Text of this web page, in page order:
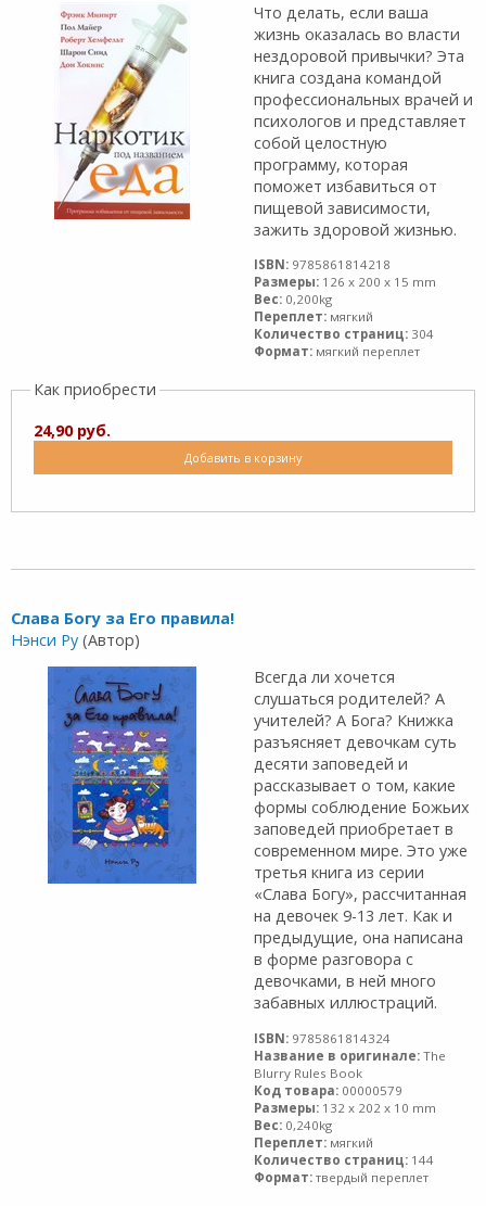
Что делать, если ваша
жизнь оказалась во власти
нездоровой привычки? Эта
книга создана командой
профессиональных врачей и
психологов и представляет
собой целостную
программу, которая
поможет избавиться от
пищевой зависимости,
зажить здоровой жизнью.
ISBN: 9785861814218
Размеры: 126 x 200 x 15 mm
Вес: 0,200kg
Переплет: мягкий
Количество страниц: 304
Формат: мягкий переплет
Как приобрести
24,90 руб.
Добавить в корзину
Слава Богу за Его правила!
Нэнси Ру (Автор)
Всегда ли хочется
слушаться родителей? А
учителей? А Бога? Книжка
разъясняет девочкам суть
десяти заповедей и
рассказывает о том, какие
формы соблюдение Божьих
заповедей приобретает в
современном мире. Это уже
третья книга из серии
«Слава Богу», рассчитанная
на девочек 9-13 лет. Как и
предыдущие, она написана
в форме разговора с
девочками, в ней много
забавных иллюстраций.
ISBN: 9785861814324
Название в оригинале: The
Blurry Rules Book
Код товара: 00000579
Размеры: 132 x 202 x 10 mm
Вес: 0,240kg
Переплет: мягкий
Количество страниц: 144
Формат: твердый переплет